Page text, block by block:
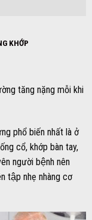
KHỚP
tăng nặng mỗi khi
phổ biến nhất là ở
cổ, khớp bàn tay,
người bệnh nên
tập nhẹ nhàng cơ